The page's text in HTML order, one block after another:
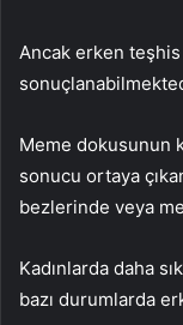
Ancak erken teşhis
Meme dokusunun
sonucu ortaya
bezlerinde veya
Kadınlarda daha
bazı durumlarda